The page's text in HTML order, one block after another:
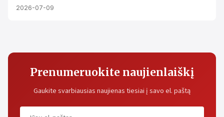
2026-07-09
Prenumeruokite naujienlaiškį
Gaukite svarbiausias naujienas tiesiai į savo el. paštą